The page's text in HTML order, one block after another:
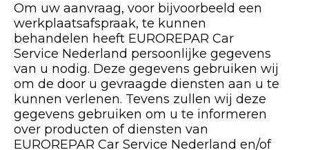
Elektrisch & Hybride specialist
Ons assortiment
Contact
Toegang aangesloten garages
Alle garages
Om uw aanvraag, voor bijvoorbeeld een
werkplaatsafspraak, te kunnen
behandelen heeft EUROREPAR Car
Service Nederland persoonlijke gegevens
van u nodig. Deze gegevens gebruiken wij
om de door u gevraagde diensten aan u te
kunnen verlenen. Tevens zullen wij deze
gegevens gebruiken om u te informeren
over producten of diensten van
EUROREPAR Car Service Nederland en/of